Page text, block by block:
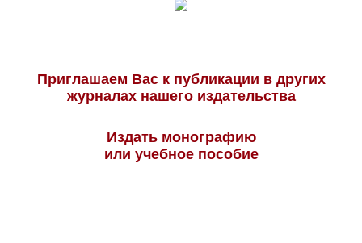
Приглашаем Вас к публикации в других
журналах нашего издательства
Издать монографию
или учебное пособие